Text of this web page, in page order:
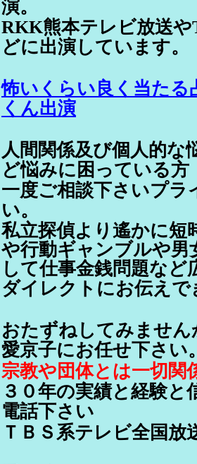
演。
RKK熊本テレビ放送
どに出演しています。
怖いくらい良く当たる
くん出演
人間関係及び個人的
ど悩みに困っている方
一度ご相談下さいプラ
い。
私立探偵より遙かに短
や行動ギャンブルや男
して仕事金銭問題な
ダイレクトにお伝えで
おたずねしてみませ
愛京子にお任せ下さい
宗教や団体とは一切関
３０年の実績と経験
電話下さい
ＴＢＳ系テレビ全国